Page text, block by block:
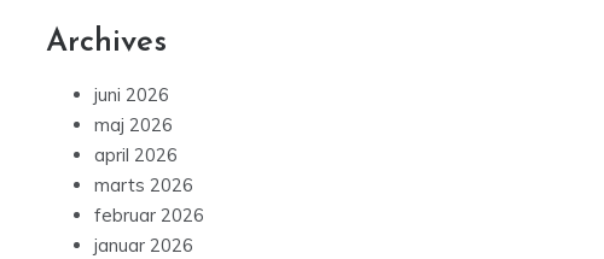
Archives
juni 2026
maj 2026
april 2026
marts 2026
februar 2026
januar 2026